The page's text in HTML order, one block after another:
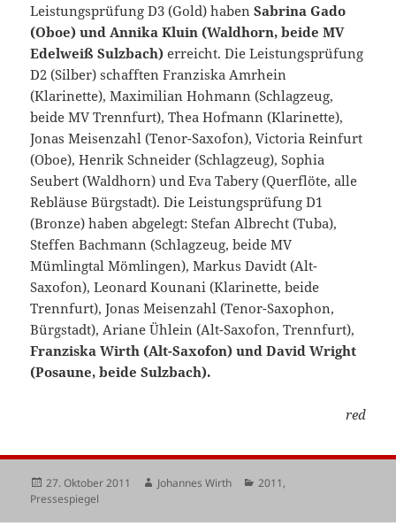
Leistungsprüfung D3 (Gold) habenSabrina Gado
(Oboe) und Annika Kluin (Waldhorn, beide MV
Edelweiß Sulzbach) erreicht. Die Leistungsprüfung
D2 (Silber) schafften Franziska Amrhein
(Klarinette), Maximilian Hohmann (Schlagzeug,
beide MV Trennfurt), Thea Hofmann (Klarinette),
Jonas Meisenzahl (Tenor-Saxofon), Victoria Reinfurt
(Oboe), Henrik Schneider (Schlagzeug), Sophia
Seubert (Waldhorn) und Eva Tabery (Querflöte, alle
Rebläuse Bürgstadt). Die Leistungsprüfung D1
(Bronze) haben abgelegt: Stefan Albrecht (Tuba),
Steffen Bachmann (Schlagzeug, beide MV
Mümlingtal Mömlingen), Markus Davidt (Alt-
Saxofon), Leonard Kounani (Klarinette, beide
Trennfurt), Jonas Meisenzahl (Tenor-Saxophon,
Bürgstadt), Ariane Ühlein (Alt-Saxofon, Trennfurt),
Franziska Wirth (Alt-Saxofon) und David Wright
(Posaune, beide Sulzbach).
red
Veröffentlicht
am
27. Oktober 2011 Autor
Johannes Wirth Kategorien
2011,
Pressespiegel